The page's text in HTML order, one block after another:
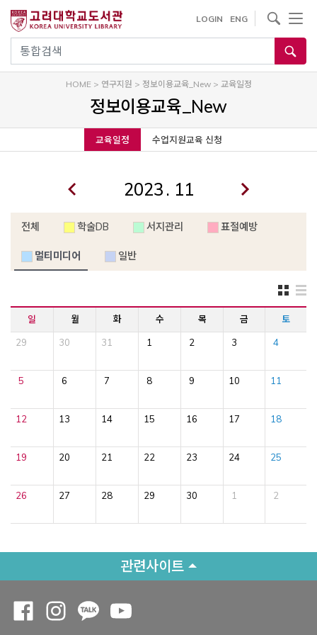
건
기
통합검색
LOGIN ENG
사이트내 검색
HOME> 연구지원 > 정보이용교육_New> 교육일정
정보이용교육_New
교육일정 수업지원교육 신청
.
전체 학술DB 서지관리 표절예방
멀티미디어 일반
일 월 화 수 목 금 토
29 30 31 1 2 3 4
5 6 7 8 9 10 11
12 13 14 15 16 17 18
19 20 21 22 23 24 25
26 27 28 29 30 1 2
관련사이트
Opens a new window
Opens a new window
Opens a new window